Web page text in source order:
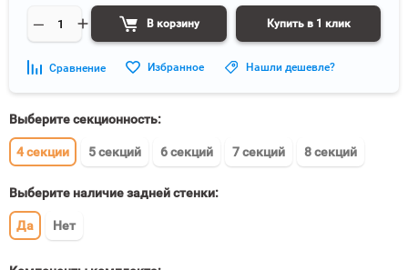
В корзину Купить в 1 клик
Сравнение Избранное Нашли дешевле?
Выберите секционность:
4 секции 5 секций 6 секций 7 секций 8 секций
Выберите наличие задней стенки:
Да Нет